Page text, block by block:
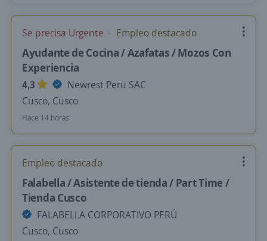
Se precisa Urgente Empleo destacado
Ayudante de Cocina / Azafatas / Mozos Con
Experiencia
4,3
Newrest Peru SAC
Cusco, Cusco
Hace 14 horas
Empleo destacado
Falabella / Asistente de tienda / Part Time /
Tienda Cusco
FALABELLA CORPORATIVO PERÚ
Cusco, Cusco